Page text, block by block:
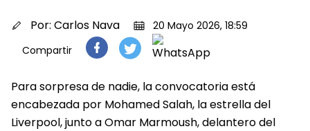
Por: Carlos Nava
20 Mayo 2026, 18:59
Compartir
Para sorpresa de nadie, la convocatoria está
encabezada por Mohamed Salah, la estrella del
Liverpool, junto a Omar Marmoush, delantero del